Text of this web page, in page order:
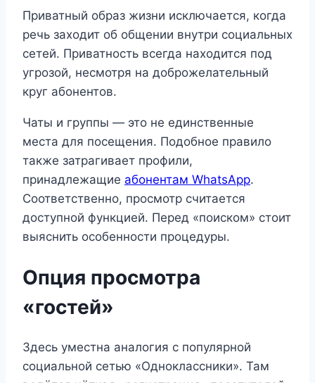
Приватный образ жизни исключается, когда
речь заходит об общении внутри социальных
сетей. Приватность всегда находится под
угрозой, несмотря на доброжелательный
круг абонентов.
Чаты и группы — это не единственные
места для посещения. Подобное правило
также затрагивает профили,
принадлежащие абонентам WhatsApp.
Соответственно, просмотр считается
доступной функцией. Перед «поиском» стоит
выяснить особенности процедуры.
Опция просмотра
«гостей»
Здесь уместна аналогия с популярной
социальной сетью «Одноклассники». Там